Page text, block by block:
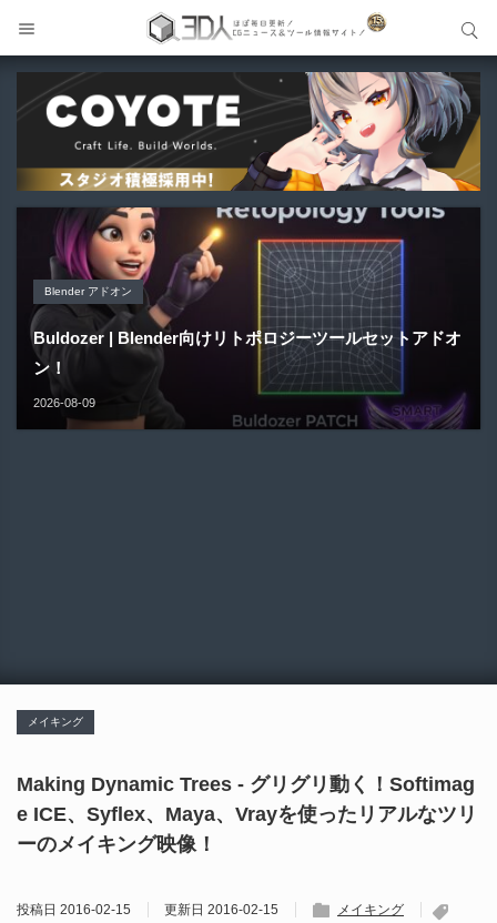
Blender アドオン
Buldozer | Blender向けリトポロジーツールセットアドオ
ン！
2026-08-09
Maya プラグイン
Gizmify Media Plane 2 | MP4・AVI・MKV・MOVな...
2026-08-08
Unreal Engine アセット
Material Parameter Manager | Unreal Engi...
2026-08-07
Unreal Engine アセット
Pipe It | 直感的にパイプ形状を構築出来るUnreal Engine
5...
2026-08-05
Unreal Engine アセット
Directive Utilities | ブループリントライブラリやエディタ
ス...
2026-08-03
メイキング
Making Dynamic Trees - グリグリ動く！Softimag
e ICE、Syflex、Maya、Vrayを使ったリアルなツリ
ーのメイキング映像！
投稿日 2016-02-15 更新日 2016-02-15
メイキング
サイト内検索